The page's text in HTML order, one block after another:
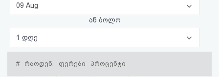
პაროლის
აღდგენა
09 Aug
ან ბოლო
1 დღე
# რაოდენ. ფერები პროცენტი